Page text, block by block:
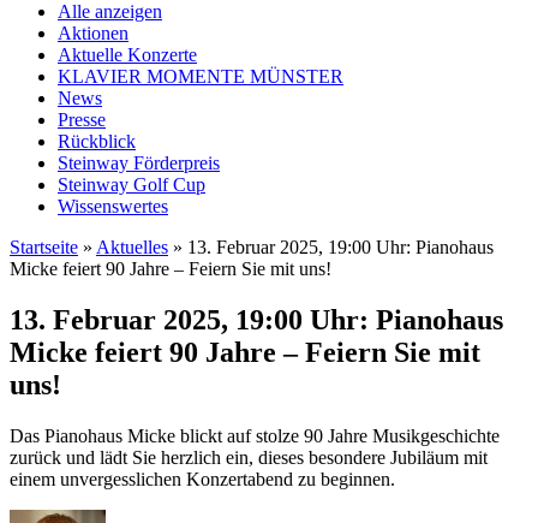
Alle anzeigen
Aktionen
Aktuelle Konzerte
KLAVIER MOMENTE MÜNSTER
News
Presse
Rückblick
Steinway Förderpreis
Steinway Golf Cup
Wissenswertes
Startseite » Aktuelles » 13. Februar 2025, 19:00 Uhr: Pianohaus
Micke feiert 90 Jahre – Feiern Sie mit uns!
13. Februar 2025, 19:00 Uhr: Pianohaus
Micke feiert 90 Jahre – Feiern Sie mit
uns!
Das Pianohaus Micke blickt auf stolze 90 Jahre Musikgeschichte
zurück und lädt Sie herzlich ein, dieses besondere Jubiläum mit
einem unvergesslichen Konzertabend zu beginnen.